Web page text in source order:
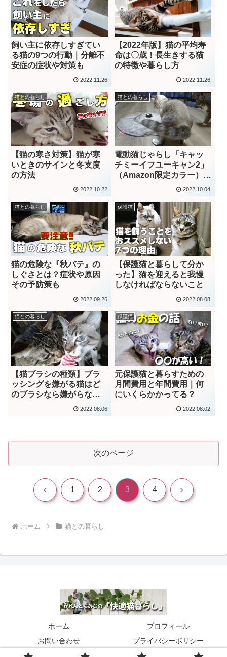
飼い主に依存しすぎてい
る猫の9つの行動｜分離不
安症の症状や対策も
2022.11.26
【2022年版】猫の平均寿
命は〇歳！長生きする猫
の特徴や暮らし方
2022.11.26
猫との暮らし
【猫の寒さ対策】猫が寒
いときのサインと冬支度
の方法
2022.10.22
猫との暮らし
電動猫じゃらし「キャッ
チミーイフユーキャン2」
（Amazon限定カラー）使
ってみた【長所と短所】
2022.10.04
猫との暮らし
猫の危険な『秋バテ』の
しぐさとは？症状や原因
その予防策も
2022.09.26
保護猫
【保護猫と暮らして分か
った】猫を迎えると我慢
しなければならないこと
2022.08.08
猫との暮らし
【猫ブラシの種類】ブラ
ッシングを嫌がる猫はど
のブラシなら嫌がらない
のか？｜動画あり
2022.08.06
保護猫
元保護猫と暮らすための
月間費用と年間費用｜何
にいくらかかってる？
2022.08.02
次のページ
前 1 2 3 4 次
ホーム 猫との暮らし
ホーム
プロフィール
お問い合わせ
プライバシーポリシー